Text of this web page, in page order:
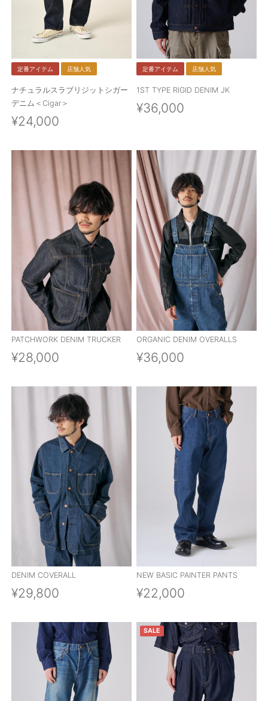
定番アイテム 店舗人気
ナチュラルスラブリジットシガー
デニム＜Cigar＞
¥24,000
定番アイテム 店舗人気
1ST TYPE RIGID DENIM JK
¥36,000
PATCHWORK DENIM TRUCKER
¥28,000
ORGANIC DENIM OVERALLS
¥36,000
DENIM COVERALL
¥29,800
NEW BASIC PAINTER PANTS
¥22,000
SALE